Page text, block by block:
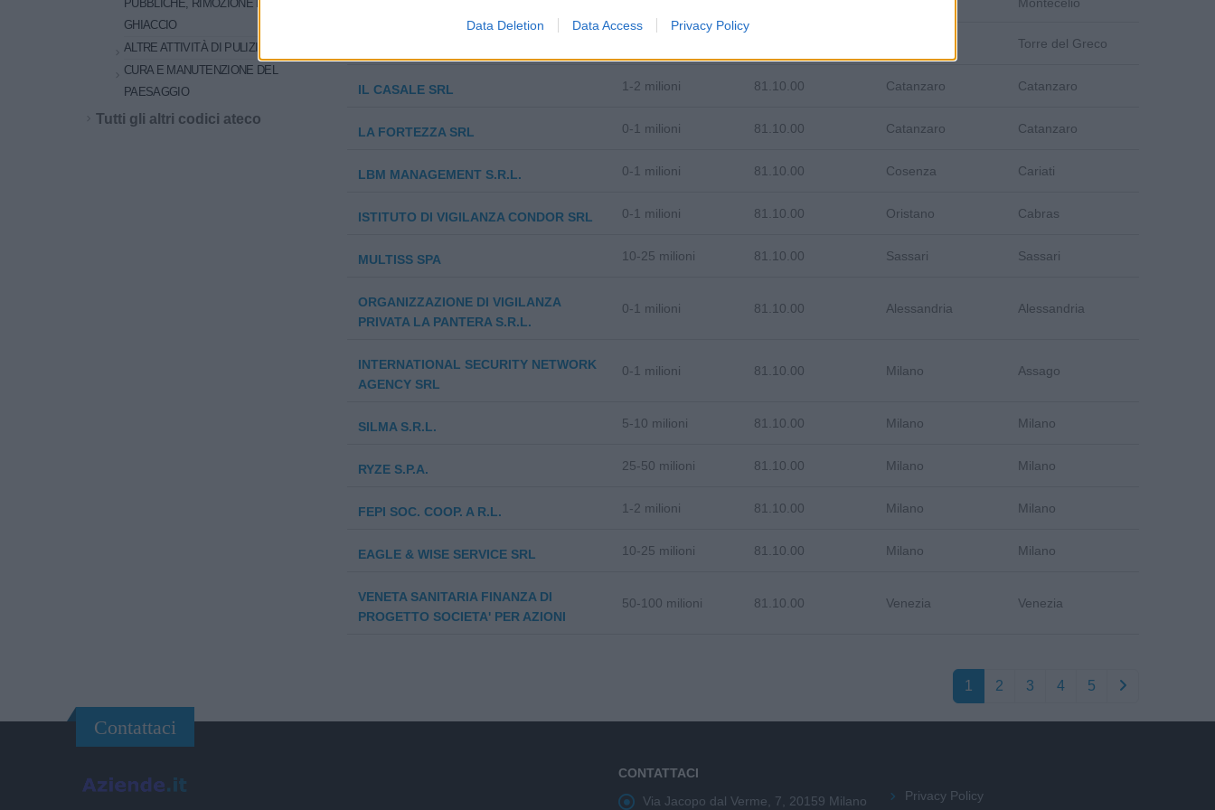
Data Deletion Data Access Privacy Policy
PUBBLICHE, RIMOZIONE DI NEVE E
GHIACCIO
ALTRE ATTIVITÀ DI PULIZIA NCA
CURA E MANUTENZIONE DEL
PAESAGGIO
Tutti gli altri codici ateco
Torre del Greco
IL CASALE SRL 1-2 milioni 81.10.00 Catanzaro Catanzaro
LA FORTEZZA SRL 0-1 milioni 81.10.00 Catanzaro Catanzaro
LBM MANAGEMENT S.R.L. 0-1 milioni 81.10.00 Cosenza Cariati
ISTITUTO DI VIGILANZA CONDOR SRL 0-1 milioni 81.10.00 Oristano Cabras
MULTISS SPA 10-25 milioni 81.10.00 Sassari Sassari
ORGANIZZAZIONE DI VIGILANZA
PRIVATA LA PANTERA S.R.L.
0-1 milioni 81.10.00 Alessandria Alessandria
INTERNATIONAL SECURITY NETWORK
AGENCY SRL
0-1 milioni 81.10.00 Milano Assago
SILMA S.R.L. 5-10 milioni 81.10.00 Milano Milano
RYZE S.P.A. 25-50 milioni 81.10.00 Milano Milano
FEPI SOC. COOP. A R.L. 1-2 milioni 81.10.00 Milano Milano
EAGLE & WISE SERVICE SRL 10-25 milioni 81.10.00 Milano Milano
VENETA SANITARIA FINANZA DI
PROGETTO SOCIETA' PER AZIONI
50-100 milioni 81.10.00 Venezia Venezia
1 2 3 4 5
Contattaci
CONTATTACI
Via Jacopo dal Verme, 7, 20159 Milano
Privacy Policy